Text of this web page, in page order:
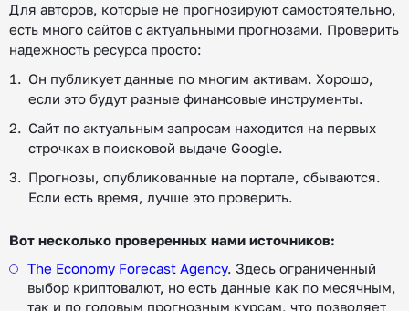
Для авторов, которые не прогнозируют самостоятельно,
есть много сайтов с актуальными прогнозами. Проверить
надежность ресурса просто:
Он публикует данные по многим активам. Хорошо,
если это будут разные финансовые инструменты.
Сайт по актуальным запросам находится на первых
строчках в поисковой выдаче Google.
Прогнозы, опубликованные на портале, сбываются.
Если есть время, лучше это проверить.
Вот несколько проверенных нами источников:
The Economy Forecast Agency. Здесь ограниченный
выбор криптовалют, но есть данные как по месячным,
так и по годовым прогнозным курсам, что позволяет